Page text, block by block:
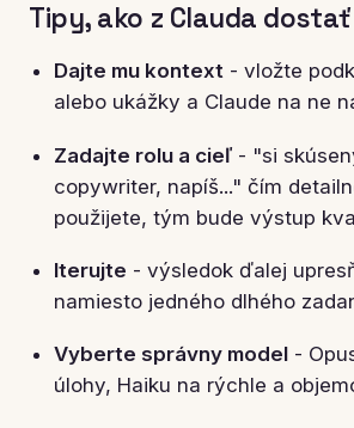
Tipy, ako z Clauda
Dajte mu kontext- vložte
alebo ukážky a Claude na ne
Zadajte rolu a cieľ- "si
copywriter, napíš..." čím
použijete, tým bude výstup
Iterujte - výsledok ďalej
namiesto jedného dlhého
Vyberte správny model-
úlohy, Haiku na rýchle a